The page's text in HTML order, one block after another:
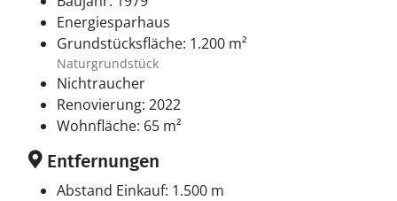
Energiesparhaus
Grundstücksfläche: 1.200 m²
Naturgrundstück
Nichtraucher
Renovierung: 2022
Wohnfläche: 65 m²
Entfernungen
Abstand Einkauf: 1.500 m